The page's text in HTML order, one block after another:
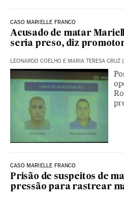
CASO MARIELLE FRANCO
Acusado de matar
seria preso, diz
LEONARDO COELHO E MARIA TERESA CRUZ
CASO MARIELLE FRANCO
Prisão de suspeitos de
pressão para rastrear